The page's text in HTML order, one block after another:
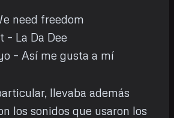
need freedom
– La Da Dee
– Así me gusta a mí
llevaba además
los sonidos que usaron los